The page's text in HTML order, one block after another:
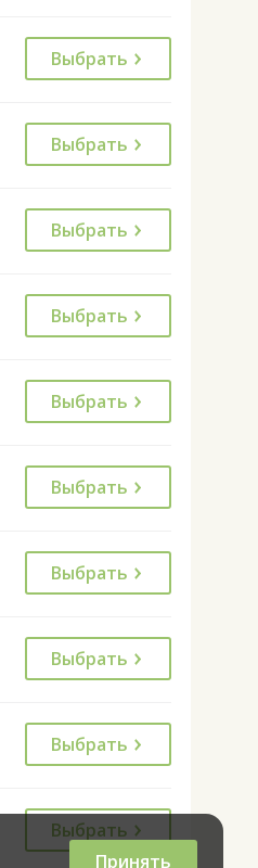
Выбрать
Выбрать
Выбрать
Выбрать
Выбрать
Выбрать
Выбрать
Выбрать
Выбрать
Выбрать
Принять